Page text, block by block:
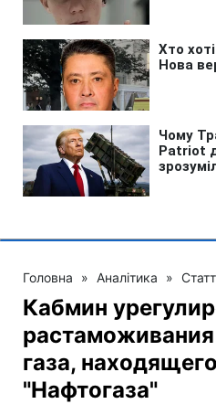
Головна » Аналітика »
Кабмин
газа,
"Нафтогаза"